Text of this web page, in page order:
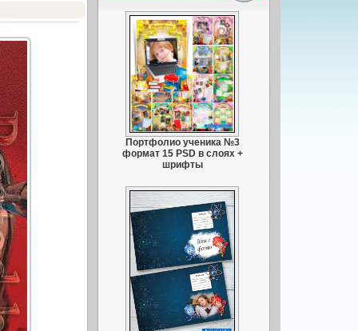
Портфолио ученика №3
формат 15 PSD в слоях +
шрифты